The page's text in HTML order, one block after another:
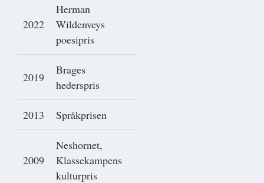
2022
Herman
Wildenveys
poesipris
2019
Brages
hederspris
2013 Språkprisen
2009
Neshornet,
Klassekampens
kulturpris